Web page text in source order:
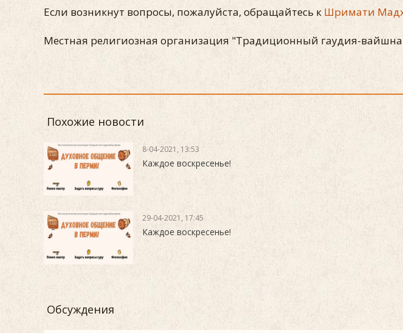
Если возникнут вопросы, пожалуйста, обращайтесь к Шримати
Местная религиозная организация "Традиционный гаудия-
Похожие новости
8-04-2021, 13:53
Каждое воскресенье!
29-04-2021, 17:45
Каждое воскресенье!
Обсуждения